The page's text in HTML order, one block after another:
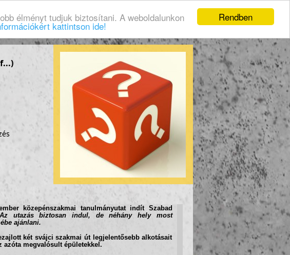
Rendben
élményt tudjuk biztosítani. A weboldalunkon
kattintson ide!
közepénszakmai tanulmányutat indít Szabad
Az utazás biztosan indul, de néhány hely most
ajánlani.
két svájci szakmai út legjelentősebb alkotásait
azóta megvalósult épületekkel.